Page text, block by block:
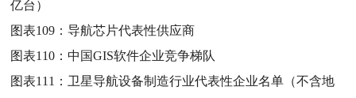
亿台）
图表109：导航芯片代表性供应商
图表110：中国GIS软件企业竞争梯队
图表111： 卫星导航设备制造行业代表性企业名单（不含地